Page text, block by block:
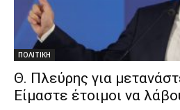
ΠΟΛΙΤΙΚΗ
Θ. Πλεύρης για
Είμαστε έτοιμοι να